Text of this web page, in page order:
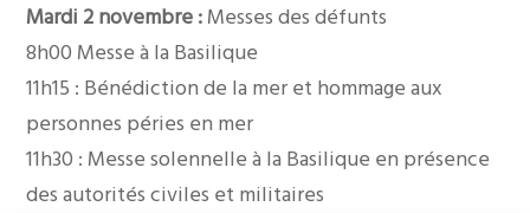
Mardi 2 novembre :Messes des défunts
8h00 Messe à la Basilique
11h15 : Bénédiction de la mer et hommage aux
personnes péries en mer
11h30 : Messe solennelle à la Basilique en présence
des autorités civiles et militaires